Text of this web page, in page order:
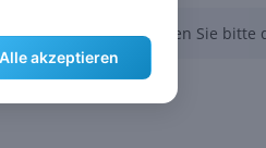
hat Variationen. Wählen Sie bitte
Alle akzeptieren